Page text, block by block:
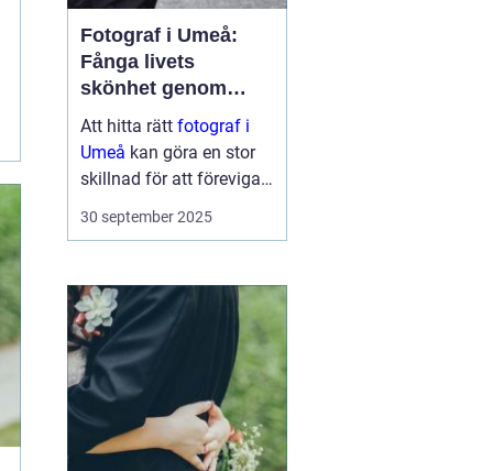
Fotograf i Umeå:
Fånga livets
skönhet genom
linsen
Att hitta rätt fotograf i
Umeå kan göra en stor
skillnad för att föreviga
minnesvärda ögonblick i
ditt liv. En engagerad
fånga de stunder so...
30 september 2025